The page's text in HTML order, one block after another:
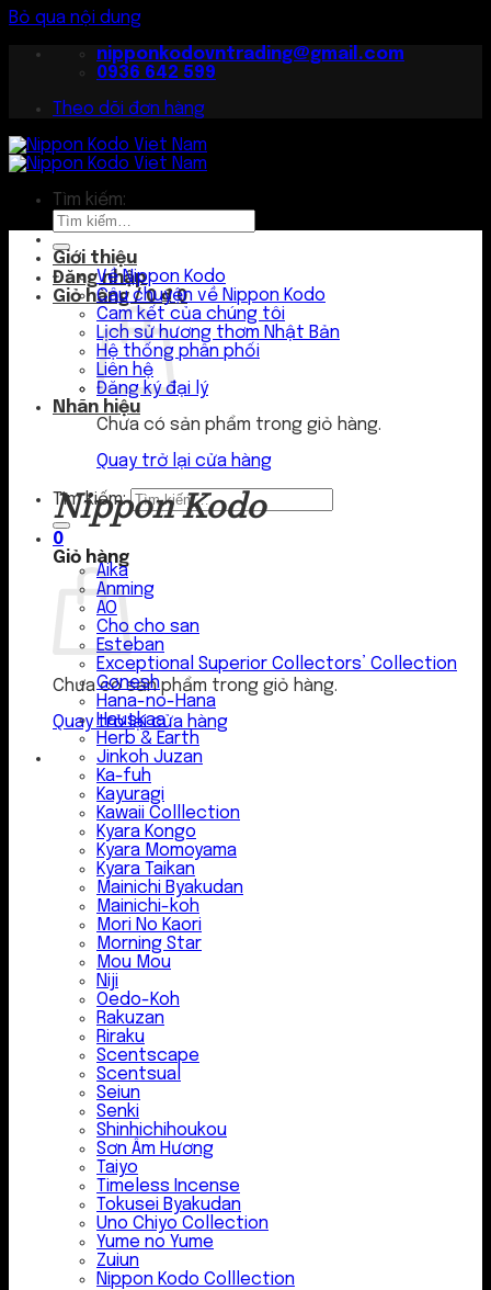
Bỏ qua nội dung
nipponkodovntrading@gmail.com
0936 642 599
Theo dõi đơn hàng
Tìm kiếm:
Đăng nhập
Giỏ hàng /0₫ 0
Chưa có sản phẩm trong giỏ hàng.
Quay trở lại cửa hàng
Tìm kiếm:
0
Giỏ hàng
Chưa có sản phẩm trong giỏ hàng.
Quay trở lại cửa hàng
Giới thiệu
Về Nippon Kodo
Câu chuyện về Nippon Kodo
Cam kết của chúng tôi
Lịch sử hương thơm Nhật Bản
Hệ thống phân phối
Liên hệ
Đăng ký đại lý
Nhãn hiệu
Nippon Kodo
Aika
Anming
AO
Cho cho san
Esteban
Exceptional Superior Collectors’ Collection
Gonesh
Hana-no-Hana
Hauskaa
Herb & Earth
Jinkoh Juzan
Ka-fuh
Kayuragi
Kawaii Colllection
Kyara Kongo
Kyara Momoyama
Kyara Taikan
Mainichi Byakudan
Mainichi-koh
Mori No Kaori
Morning Star
Mou Mou
Niji
Oedo-Koh
Rakuzan
Riraku
Scentscape
Scentsual
Seiun
Senki
Shinhichihoukou
Sơn Âm Hương
Taiyo
Timeless Incense
Tokusei Byakudan
Uno Chiyo Collection
Yume no Yume
Zuiun
Nippon Kodo Colllection